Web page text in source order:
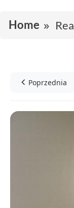
Home
Poprzednia